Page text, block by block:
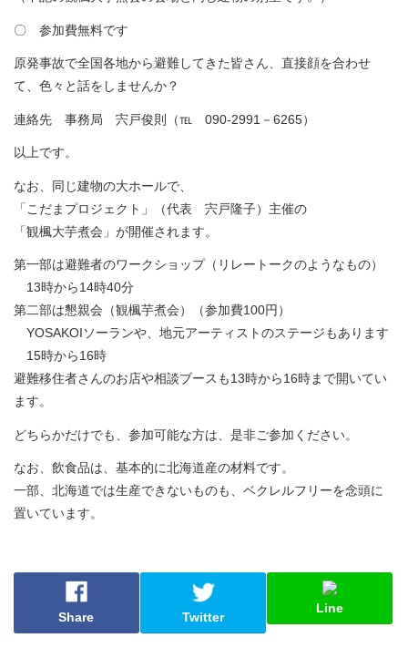
〇 参加費無料です
原発事故で全国各地から避難してきた皆さん、直接顔を合わせ
て、色々と話をしませんか？
連絡先 事務局 宍戸俊則（℡ 090-2991－6265）
以上です。
なお、同じ建物の大ホールで、
「こだまプロジェクト」（代表 宍戸隆子）主催の
「観楓大芋煮会」が開催されます。
第一部は避難者のワークショップ（リレートークのようなもの）
13時から14時40分
第二部は懇親会（観楓芋煮会）（参加費100円）
YOSAKOIソーランや、地元アーティストのステージもあります
15時から16時
避難移住者さんのお店や相談ブースも13時から16時まで開いてい
ます。
どちらかだけでも、参加可能な方は、是非ご参加ください。
なお、飲食品は、基本的に北海道産の材料です。
一部、北海道では生産できないものも、ベクレルフリーを念頭に
置いています。
Share Twitter
Line